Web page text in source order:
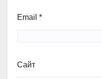
Email *
Сайт